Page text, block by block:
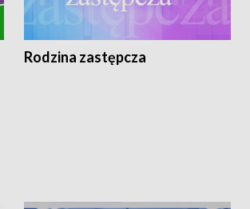
Rodzina zastępcza